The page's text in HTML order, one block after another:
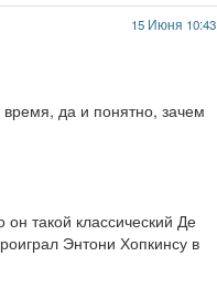
15 Июня 10:43
да и понятно, зачем
такой классический Де
Энтони Хопкинсу в